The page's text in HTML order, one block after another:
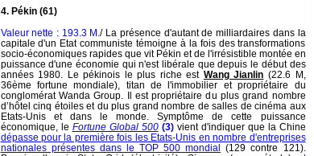
4. Pékin (61)
Valeur nette : 193.3 M./ La présence d'autant de milliardaires dans la
capitale d'un Etat communiste témoigne à la fois des transformations
socio-économiques rapides que vit Pékin et de l'irrésistible montée en
puissance d'une économie qui n'est libérale que depuis le début des
années 1980. Le pékinois le plus riche est Wang Jianlin (22.6 M,
36ème fortune mondiale), titan de l'immobilier et propriétaire du
conglomérat Wanda Group. Il est propriétaire du plus grand nombre
d’hôtel cinq étoiles et du plus grand nombre de salles de cinéma aux
Etats-Unis et dans le monde. Symptôme de cette puissance
économique, le Fortune Global 500 (3)vient d'indiquer que la Chine
dépasse pour la première fois les Etats-Unis en nombre d'entreprises
nationales présentes dans le TOP 500 mondial (129 contre 121).